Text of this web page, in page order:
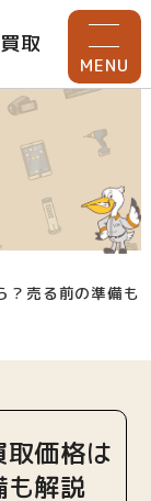
取
MENU
？売る前の準備も
価格は
解説